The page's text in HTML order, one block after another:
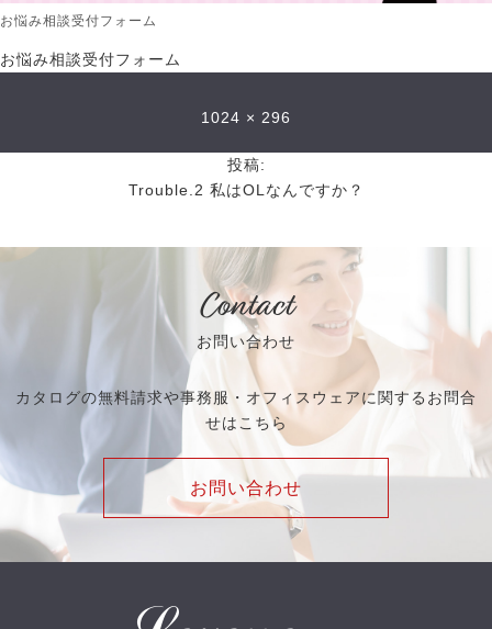
お悩み相談受付フォーム
お悩み相談受付フォーム
1024 × 296
投稿:
Trouble.2 私はOLなんですか？
Contact
お問い合わせ
カタログの無料請求や事務服・オフィスウェアに関するお問合
せはこちら
お問い合わせ